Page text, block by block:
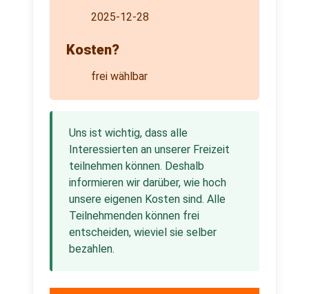
2025-12-28
Kosten?
frei wählbar
Uns ist wichtig, dass alle
Interessierten an unserer Freizeit
teilnehmen können. Deshalb
informieren wir darüber, wie hoch
unsere eigenen Kosten sind. Alle
Teilnehmenden können frei
entscheiden, wieviel sie selber
bezahlen.